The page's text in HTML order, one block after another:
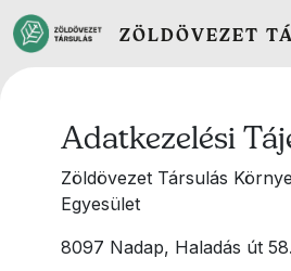
Ugrás a tartalomra
ZÖLDÖVEZET
Adatkezelési
Zöldövezet Társulás
Egyesület
8097 Nadap, Haladás út 58.